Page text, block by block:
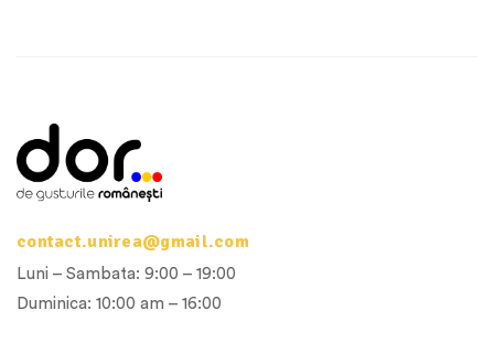
contact.unirea@gmail.com
Luni – Sambata: 9:00 – 19:00
Duminica: 10:00 am – 16:00